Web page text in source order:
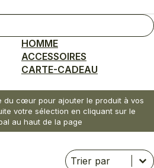
HOMME
ACCESSOIRES
CARTE-CADEAU
du cœur pour ajouter le produit à vos
votre sélection en cliquant sur le
au haut de la page
Trier
Trier le contenu
Trier le contenu